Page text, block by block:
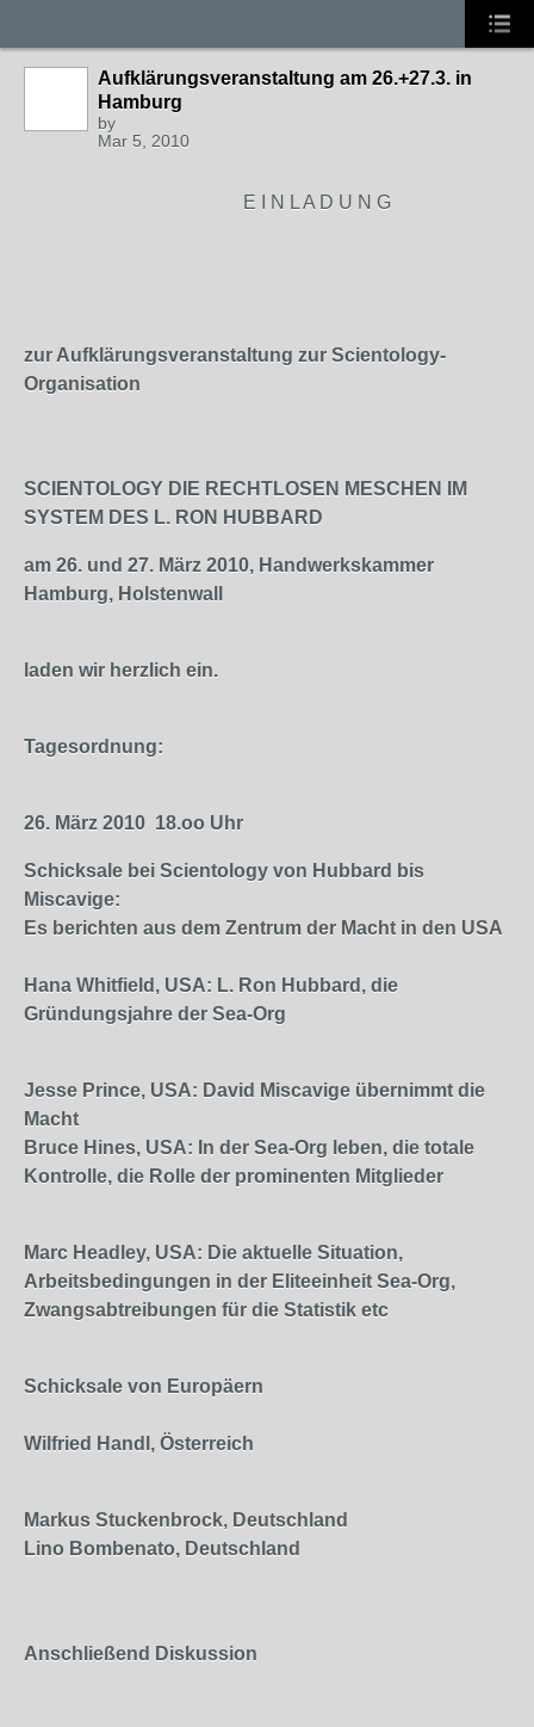
Aufklärungsveranstaltung am 26.+27.3. in
Hamburg
by
Mar 5, 2010
E I N L A D U N G
zur Aufklärungsveranstaltung zur Scientology-
Organisation
SCIENTOLOGY DIE RECHTLOSEN MESCHEN IM
SYSTEM DES L. RON HUBBARD
am 26. und 27. März 2010, Handwerkskammer
Hamburg, Holstenwall
laden wir herzlich ein.
Tagesordnung:
26. März 2010 18.oo Uhr
Schicksale bei Scientology von Hubbard bis
Miscavige:
Es berichten aus dem Zentrum der Macht in den USA
Hana Whitfield, USA: L. Ron Hubbard, die
Gründungsjahre der Sea-Org
Jesse Prince, USA: David Miscavige übernimmt die
Macht
Bruce Hines, USA: In der Sea-Org leben, die totale
Kontrolle, die Rolle der prominenten Mitglieder
Marc Headley, USA: Die aktuelle Situation,
Arbeitsbedingungen in der Eliteeinheit Sea-Org,
Zwangsabtreibungen für die Statistik etc
Schicksale von Europäern
Wilfried Handl, Österreich
Markus Stuckenbrock, Deutschland
Lino Bombenato, Deutschland
Anschließend Diskussion